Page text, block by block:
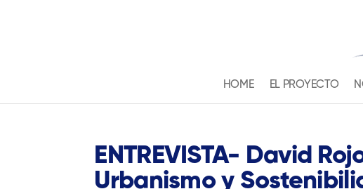
HOME EL PROYECTO
ENTREVISTA- David
Urbanismo y